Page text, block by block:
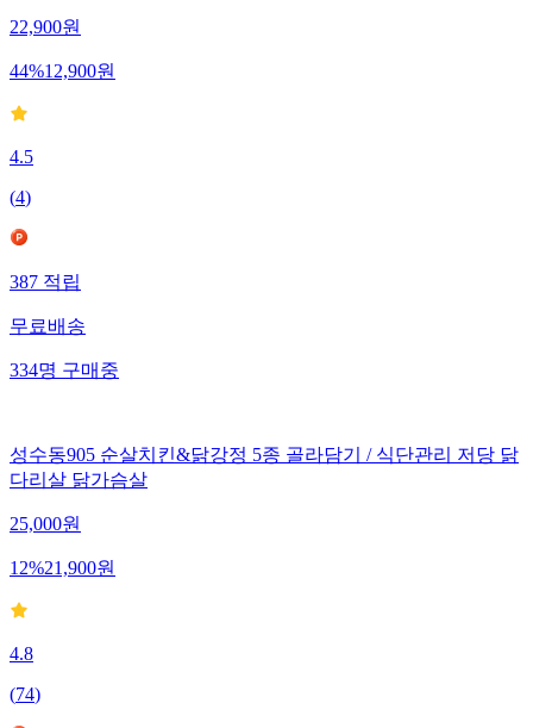
22,900원
44%12,900원
4.5
(4)
387 적립
무료배송
334명 구매중
성수동905 순살치킨&닭강정 5종 골라담기 / 식단관리 저당 닭
다리살 닭가슴살
25,000원
12%21,900원
4.8
(74)